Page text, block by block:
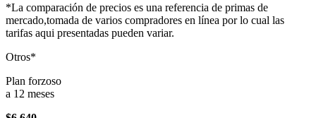
*La comparación de precios es una referencia de primas de
mercado,tomada de varios compradores en línea por lo cual las
tarifas aqui presentadas pueden variar.
Otros*
Plan forzoso
a 12 meses